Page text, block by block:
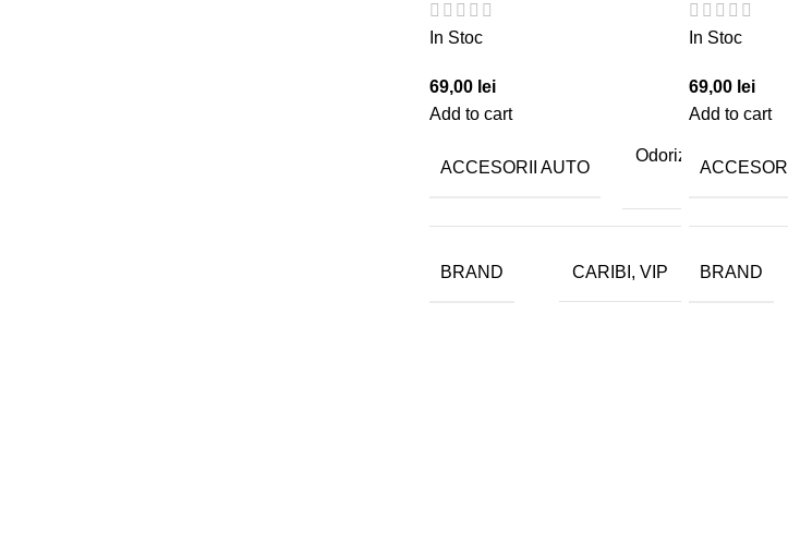
In Stoc
69,00 lei
Add to cart
ACCESORII AUTO
Odorizante
auto
BRAND CARIBI, VIP
In Stoc
69,00 lei
Add to cart
BRAND